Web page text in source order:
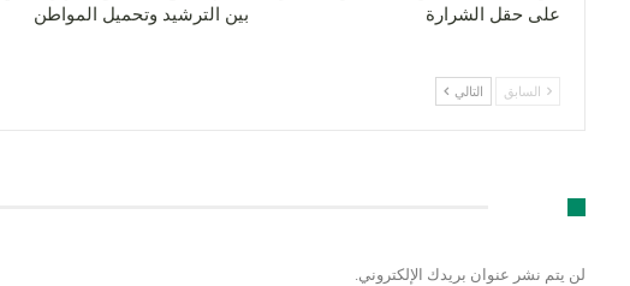
على حقل الشرارة
بين الترشيد وتحميل المواطن
السابق التالي
لن يتم نشر عنوان بريدك الإلكتروني.